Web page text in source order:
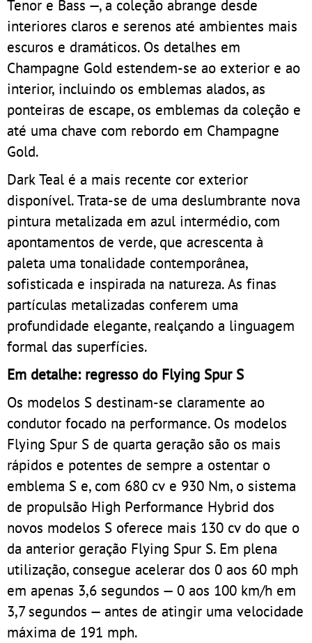
Tenor e Bass —, a coleção abrange desde
interiores claros e serenos até ambientes mais
escuros e dramáticos. Os detalhes em
Champagne Gold estendem-se ao exterior e ao
interior, incluindo os emblemas alados, as
ponteiras de escape, os emblemas da coleção e
até uma chave com rebordo em Champagne
Gold.
Dark Teal é a mais recente cor exterior
disponível. Trata-se de uma deslumbrante nova
pintura metalizada em azul intermédio, com
apontamentos de verde, que acrescenta à
paleta uma tonalidade contemporânea,
sofisticada e inspirada na natureza. As finas
partículas metalizadas conferem uma
profundidade elegante, realçando a linguagem
formal das superfícies.
Em detalhe: regresso do Flying Spur S
Os modelos S destinam-se claramente ao
condutor focado na performance. Os modelos
Flying Spur S de quarta geração são os mais
rápidos e potentes de sempre a ostentar o
emblema S e, com 680 cv e 930 Nm, o sistema
de propulsão High Performance Hybrid dos
novos modelos S oferece mais 130 cv do que o
da anterior geração Flying Spur S. Em plena
utilização, consegue acelerar dos 0 aos 60 mph
em apenas 3,6 segundos — 0 aos 100 km/h em
3,7 segundos — antes de atingir uma velocidade
máxima de 191 mph.